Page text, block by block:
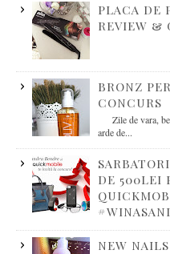
PLACA DE
REVIEW &
BRONZ
CONCURS
Zile de vara,
arde de...
DE 500LEI
NEW